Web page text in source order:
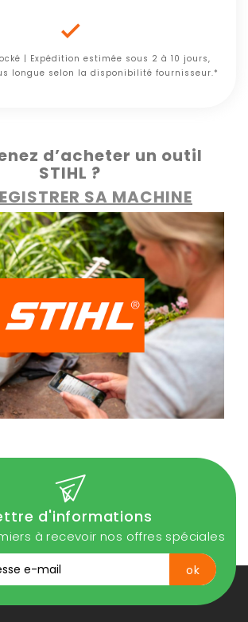

| Expédition estimée sous 2 à 10 jours,
longue selon la disponibilité fournisseur.*
d’acheter un outil
STIHL ?
SA MACHINE
d'informations
à recevoir nos offres spéciales